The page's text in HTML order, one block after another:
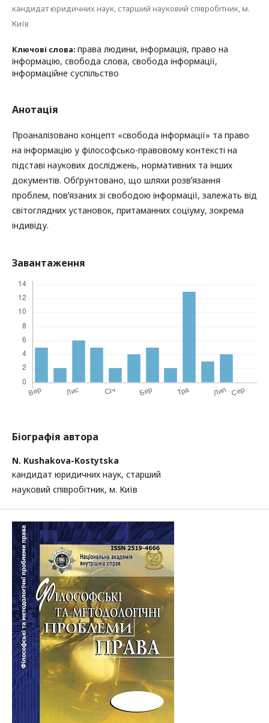
кандидат юридичних наук, старший науковий співробітник, м.
Київ
Ключові слова: права людини, інформація, право на
інформацію, свобода слова, свобода інформації,
інформаційне суспільство
Анотація
Проаналізовано концепт «свобода інформації» та право
на інформацію у філософсько-правовому контексті на
підставі наукових досліджень, нормативних та інших
документів. Обґрунтовано, що шляхи розвʼязання
проблем, повʼязаних зі свободою інформації, залежать від
світоглядних установок, притаманних соціуму, зокрема
індивіду.
Завантаження
Біографія автора
N. Kushakova-Kostytska
кандидат юридичних наук, старший
науковий співробітник, м. Київ